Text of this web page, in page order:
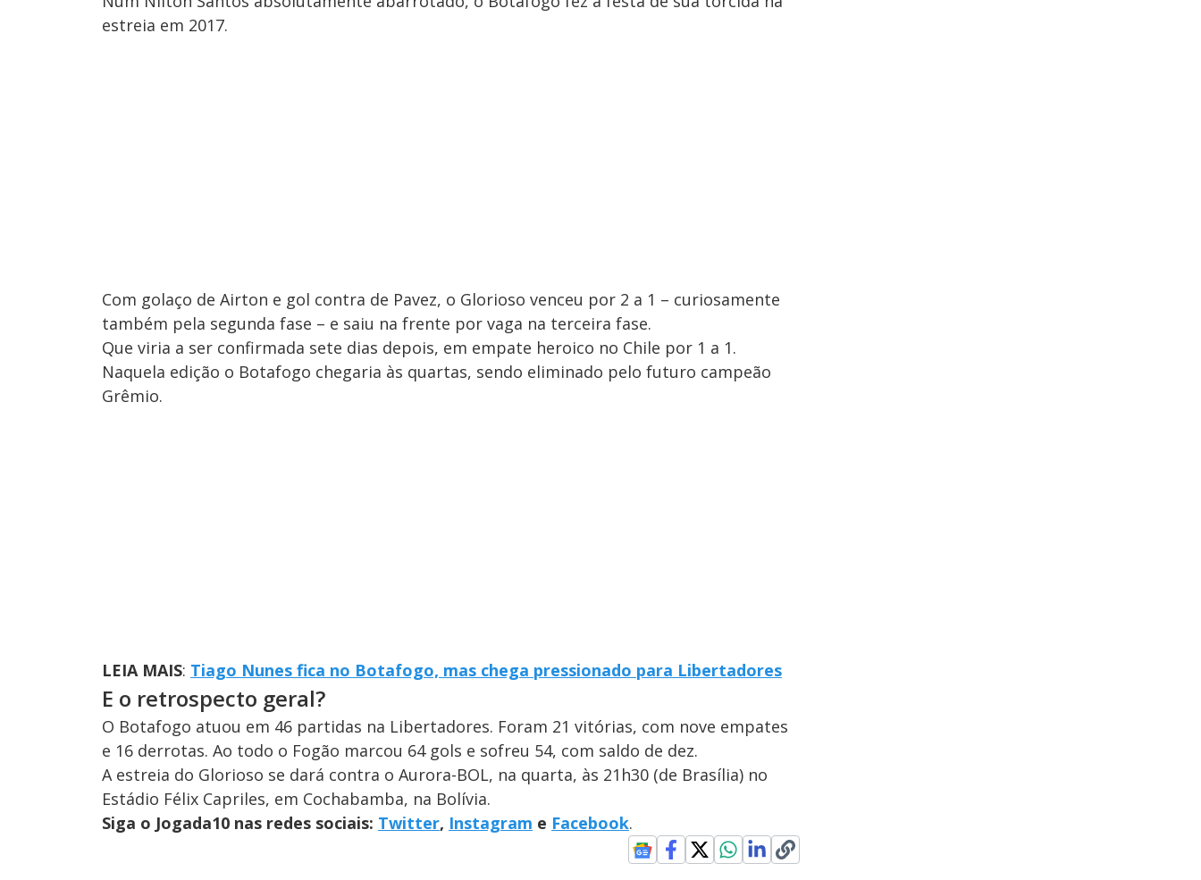
estreia em 2017.
Com golaço de Airton e gol contra de Pavez, o Glorioso venceu por 2 a 1 – curiosamente
também pela segunda fase – e saiu na frente por vaga na terceira fase.
Que viria a ser confirmada sete dias depois, em empate heroico no Chile por 1 a 1.
Naquela edição o Botafogo chegaria às quartas, sendo eliminado pelo futuro campeão
Grêmio.
LEIA MAIS: Tiago Nunes fica no Botafogo, mas chega pressionado para Libertadores
E o retrospecto geral?
O Botafogo atuou em 46 partidas na Libertadores. Foram 21 vitórias, com nove empates
e 16 derrotas. Ao todo o Fogão marcou 64 gols e sofreu 54, com saldo de dez.
A estreia do Glorioso se dará contra o Aurora-BOL, na quarta, às 21h30 (de Brasília) no
Estádio Félix Capriles, em Cochabamba, na Bolívia.
Siga o Jogada10 nas redes sociais: Twitter, Instagram e Facebook.